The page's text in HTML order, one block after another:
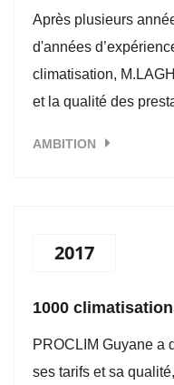
Après plusieurs
d'années
climatisation,
et la qualité des
AMBITION
2017
1000
PROCLIM Guyane a
ses tarifs et sa